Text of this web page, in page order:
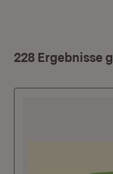
228 Ergebnisse